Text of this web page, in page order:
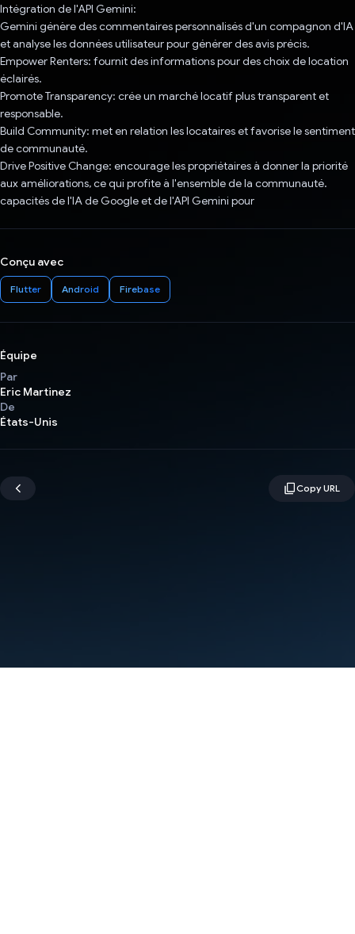
Intégration de l'API Gemini:
Gemini génère des commentaires personnalisés d'un compagnon d'IA
et analyse les données utilisateur pour générer des avis précis.
Empower Renters: fournit des informations pour des choix de location
éclairés.
Promote Transparency: crée un marché locatif plus transparent et
responsable.
Build Community: met en relation les locataires et favorise le sentiment
de communauté.
Drive Positive Change: encourage les propriétaires à donner la priorité
aux améliorations, ce qui profite à l'ensemble de la communauté.
capacités de l'IA de Google et de l'API Gemini pour
Conçu avec
Flutter Android Firebase
Équipe
Par
Eric Martinez
De
États-Unis